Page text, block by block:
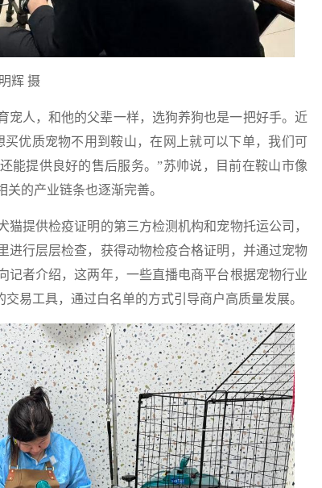
辉 摄
人，和他的父辈一样，选狗养狗也是一把好手。近
优质宠物不用到鞍山，在网上就可以下单，我们可
能提供良好的售后服务。”苏帅说，目前在鞍山市像
的产业链条也逐渐完善。
提供检疫证明的第三方检测机构和宠物托运公司，
进行层层检查，获得动物检疫合格证明，并通过宠物
记者介绍，这两年，一些直播电商平台根据宠物行业
易工具，通过白名单的方式引导商户高质量发展。